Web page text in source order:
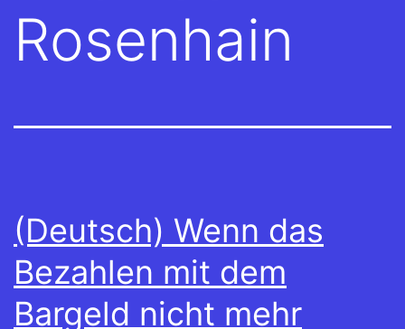
Rosenhain
(Deutsch) Wenn das
Bezahlen mit dem
Bargeld nicht mehr